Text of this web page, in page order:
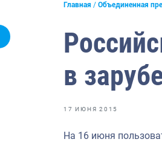
Отраслевые СМИ
Выставки и конференции
Рыбоохрана России
Отрасль в цифрах
Главная Объединенная
в
17 ИЮНЯ 2015
На 16 июня